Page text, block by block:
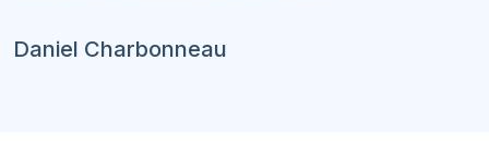
Daniel Charbonneau